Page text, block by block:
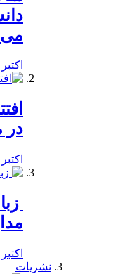
اکتبر 22, 2019
در
اکتبر 22, 2019
اکتبر 21, 2019
نشریات